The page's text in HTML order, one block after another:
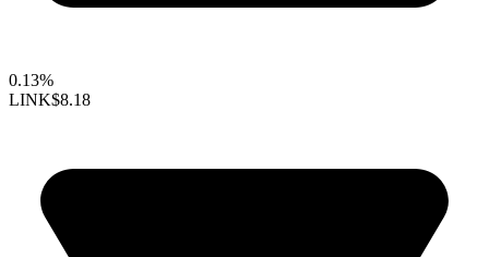
0.13%
LINK$8.18